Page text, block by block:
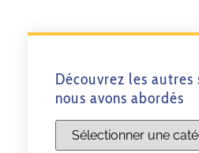
Découvrez les autres
nous avons abordés